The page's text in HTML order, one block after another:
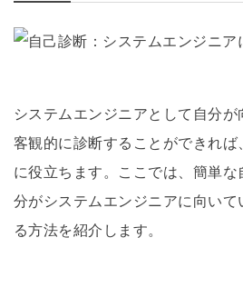
システムエンジニアとして自分が
客観的に診断することができれ
に役立ちます。ここでは、簡単な
分がシステムエンジニアに向い
る方法を紹介します。